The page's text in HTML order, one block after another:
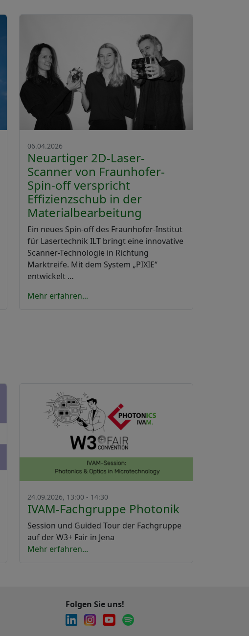
06.04.2026
Neuartiger 2D-Laser-
Scanner von Fraunhofer-
Spin-off verspricht
Effizienzschub in der
Materialbearbeitung
Ein neues Spin-off des Fraunhofer-Institut
für Lasertechnik ILT bringt eine innovative
Scanner-Technologie in Richtung
Marktreife. Mit dem System „PIXIE“
entwickelt …
Mehr erfahren...
24.09.2026, 13:00 - 14:30
IVAM-Fachgruppe Photonik
Session und Guided Tour der Fachgruppe
auf der W3+ Fair in Jena
Mehr erfahren...
Folgen Sie uns!